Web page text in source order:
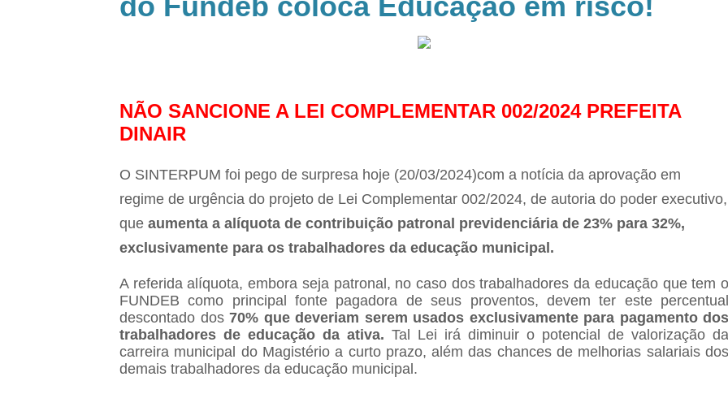
NÃO SANCIONE A LEI COMPLEMENTAR 002/2024 PREFEITA
DINAIR
O SINTERPUM foi pego de surpresa hoje (20/03/2024)com a notícia da aprovação em
regime de urgência do projeto de Lei Complementar 002/2024, de autoria do poder executivo,
que aumenta a alíquota de contribuição patronal previdenciária de 23% para 32%,
exclusivamente para os trabalhadores da educação municipal.
A referida alíquota, embora seja patronal, no caso dos trabalhadores da educação que tem o
FUNDEB como principal fonte pagadora de seus proventos, devem ter este percentual
descontado dos 70% que deveriam serem usados exclusivamente para pagamento dos
trabalhadores de educação da ativa. Tal Lei irá diminuir o potencial de valorização da
carreira municipal do Magistério a curto prazo, além das chances de melhorias salariais dos
demais trabalhadores da educação municipal.